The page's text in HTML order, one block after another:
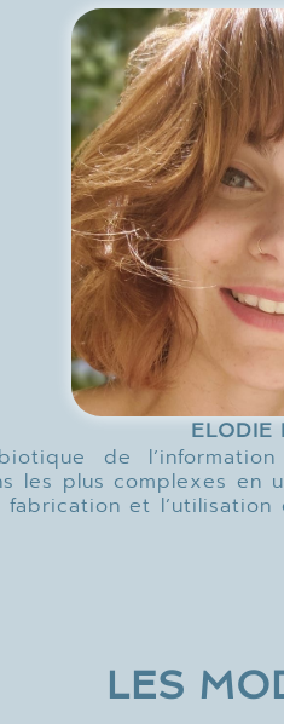
ELODIE
de
les plus complexes en
fabrication et
LES